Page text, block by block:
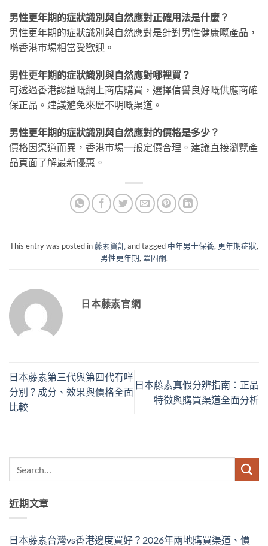
男性更年期的症狀識別與自然應對正確用法是什麼？
男性更年期的症狀識別與自然應對是針對男性健康嘅產品，
喺香港市場相當受歡迎。
男性更年期的症狀識別與自然應對哪裡買？
可透過香港認證嘅網上商店購買，選擇信譽良好嘅供應商確
保正品。建議避免來歷不明嘅渠道。
男性更年期的症狀識別與自然應對的價格是多少？
價格因渠道而異，香港市場一般定價合理。建議直接瀏覽產
品頁面了解最新優惠。
This entry was posted in藤素資訊and tagged 中年男士保養,更年期症狀,
男性更年期,睪固酮.
日本藤素官網
日本藤素第三代與第四代有咩
分別？成分、效果與價格全面
比較
日本藤素真假分辨指南：正品
特徵與購買渠道全面分析
近期文章
日本藤素台灣vs香港邊度買好？2026年兩地購買渠道、價